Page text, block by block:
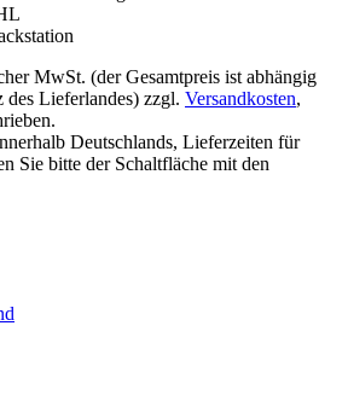
MwSt. (der Gesamtpreis ist abhängig
des Lieferlandes) zzgl. Versandkosten,
Deutschlands, Lieferzeiten für
Sie bitte der Schaltfläche mit den